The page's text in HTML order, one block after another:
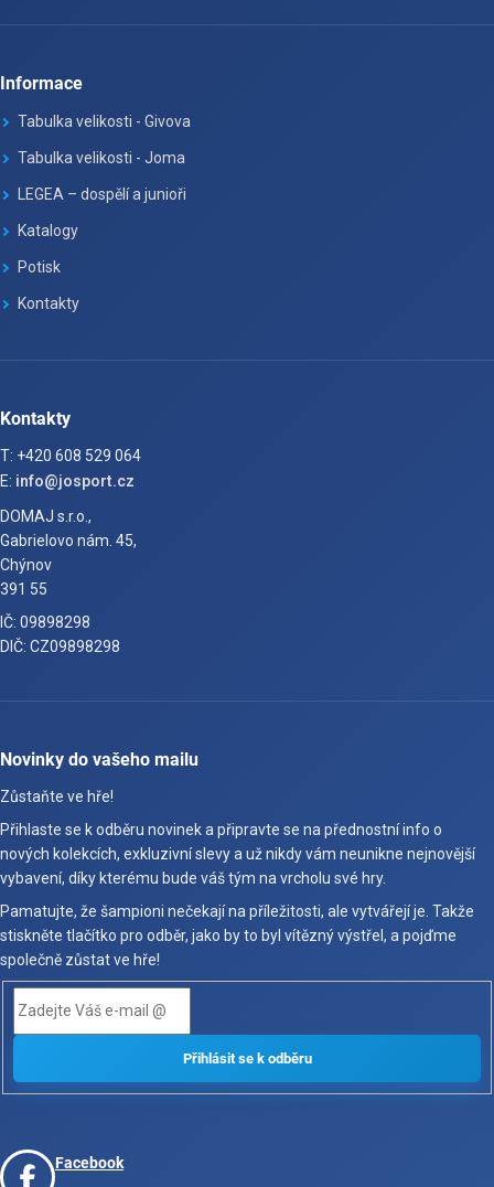
Informace
Tabulka velikosti - Givova
Tabulka velikosti - Joma
LEGEA – dospělí a junioři
Katalogy
Potisk
Kontakty
Kontakty
T: +420 608 529 064
E: info@josport.cz
DOMAJ s.r.o.,
Gabrielovo nám. 45,
Chýnov
391 55
IČ: 09898298
DIČ: CZ09898298
Novinky do vašeho mailu
Zůstaňte ve hře!
Přihlaste se k odběru novinek a připravte se na přednostní info o
nových kolekcích, exkluzivní slevy a už nikdy vám neunikne nejnovější
vybavení, díky kterému bude váš tým na vrcholu své hry.
Pamatujte, že šampioni nečekají na příležitosti, ale vytvářejí je. Takže
stiskněte tlačítko pro odběr, jako by to byl vítězný výstřel, a pojďme
společně zůstat ve hře!
Facebook